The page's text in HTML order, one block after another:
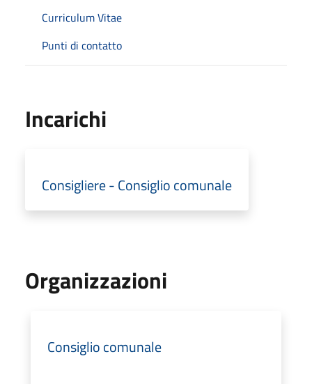
Curriculum Vitae
Punti di contatto
Incarichi
Consigliere - Consiglio comunale
Organizzazioni
Consiglio comunale